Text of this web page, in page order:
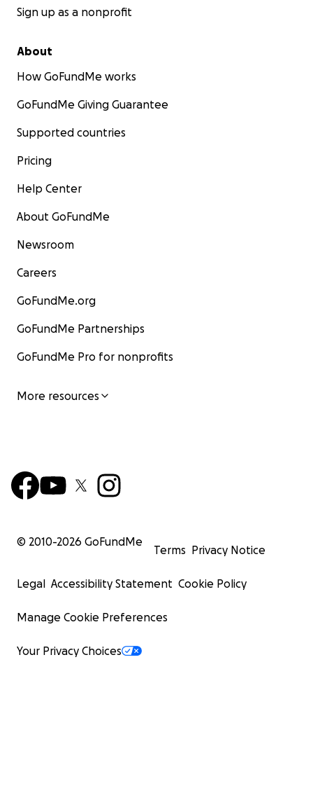
Sign up as a nonprofit
About
How GoFundMe works
GoFundMe Giving Guarantee
Supported countries
Pricing
Help Center
About GoFundMe
Newsroom
Careers
GoFundMe.org
GoFundMe Partnerships
GoFundMe Pro for nonprofits
More resources
© 2010-2026 GoFundMe
Terms Privacy Notice
Legal Accessibility Statement Cookie Policy
Manage Cookie Preferences
Your Privacy Choices